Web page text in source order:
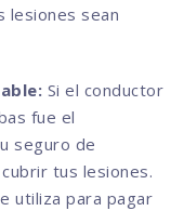
lesiones sean
Si el conductor
fue el
seguro de
tus lesiones.
utiliza para pagar